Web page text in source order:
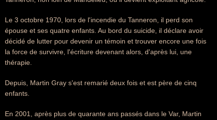
Le 3 octobre 1970, lors de l'incendie du Tanneron, il perd son
épouse et ses quatre enfants. Au bord du suicide, il déclare avoir
décidé de lutter pour devenir un témoin et trouver encore une fois
la force de survivre, l'écriture devenant alors, d'après lui, une
thérapie.
Depuis, Martin Gray s'est remarié deux fois et est père de cinq
enfants.
En 2001, après plus de quarante ans passés dans le Var, Martin